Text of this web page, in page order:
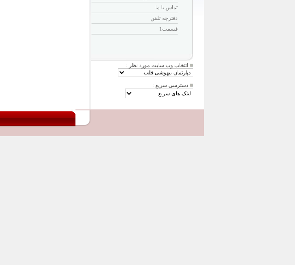
تماس با ما
دفترچه تلفن
قسمت1
انتخاب وب سایت مورد نظر :
دسترسی سریع :